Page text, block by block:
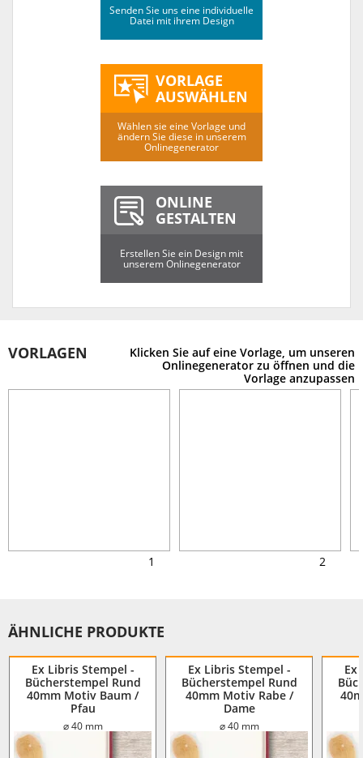
Senden Sie uns eine individuelle
Datei mit ihrem Design
VORLAGE
AUSWÄHLEN
Wählen sie eine Vorlage und
ändern Sie diese in unserem
Onlinegenerator
ONLINE
GESTALTEN
Erstellen Sie ein Design mit
unserem Onlinegenerator
VORLAGEN
Klicken Sie auf eine Vorlage, um unseren
Onlinegenerator zu öffnen und die
Vorlage anzupassen
1 2
ÄHNLICHE PRODUKTE
Ex Libris Stempel -
Bücherstempel Rund
40mm Motiv Baum /
Pfau
⌀ 40 mm
Ex Libris Stempel -
Bücherstempel Rund
40mm Motiv Rabe /
Dame
⌀ 40 mm
Ex